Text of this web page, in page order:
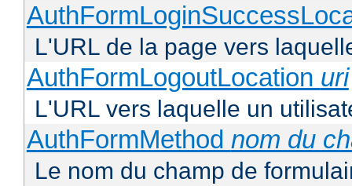
L'URL de la page vers
AuthFormLogoutLocation uri
L'URL vers laquelle un
AuthFormMethod nom du
Le nom du champ de